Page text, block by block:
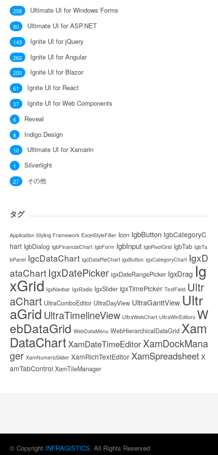
Ultimate UI for Windows Forms
208
Ultimate UI for ASP.NET
80
Ignite UI for jQuery
143
Ignite UI for Angular
262
Ignite UI for Blazor
200
Ignite UI for React
61
Ignite UI for Web Components
37
Reveal
6
Indigo.Design
8
Ultimate UI for Xamarin
10
Silverlight
1
その他
27
タグ
Application Styling Framework ExcelStyleFilter Icon IgbButton IgbCategoryC
hart IgbDialog IgbFinancialChart IgbForm IgbInput IgbPivotGrid IgbTab IgbTa
bPanel IgcDataChart IgcDataPieChart igxButton IgxCategoryChart IgxD
ataChart IgxDatePicker igxDateRangePicker IgxDragIg
xGrid IgxNavbar IgxRadio IgxSlider igxTimePicker TextField Ultr
aChart UltraComboEditor UltraDayView UltraGanttView Ultr
aGrid UltraTimelineView UltraWebChart UltraWinEditors W
ebDataGrid WebDataMenu WebHierarchicalDataGrid Xam
DataChart XamDateTimeEditorXamDockMana
ger XamNumericSlider XamRichTextEditor XamSpreadsheet X
amTabControl XamTileManager
© Copyright INFRAGISTICS. All Rights Reserved